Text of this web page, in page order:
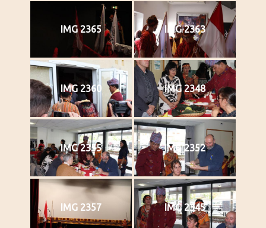
IMG 2365 IMG 2363
IMG 2360 IMG 2348
IMG 2355 IMG 2352
IMG 2357 IMG 2345